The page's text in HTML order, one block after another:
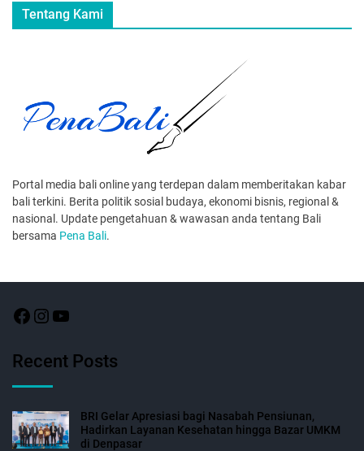
Tentang Kami
Portal media bali online yang terdepan dalam memberitakan kabar
bali terkini. Berita politik sosial budaya, ekonomi bisnis, regional &
nasional. Update pengetahuan & wawasan anda tentang Bali
bersama Pena Bali.
Recent Posts
BRI Gelar Apresiasi bagi Nasabah Pensiunan,
Hadirkan Layanan Kesehatan hingga Bazar UMKM
di Denpasar